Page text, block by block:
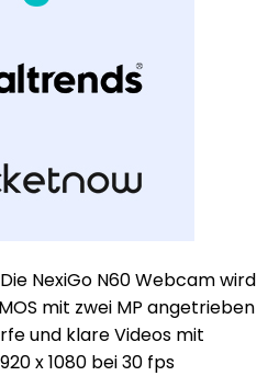
NexiGo N60 Webcam wird
mit zwei MP angetrieben
und klare Videos mit
x 1080 bei 30 fps